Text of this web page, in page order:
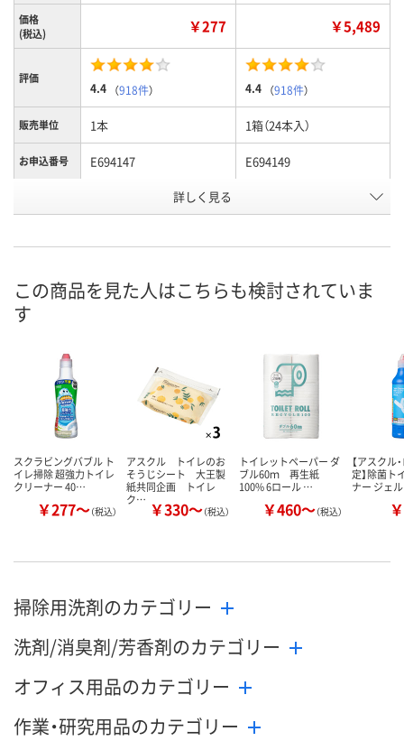
価格
(税込)
￥277 ￥5,489
評価
4.4 （918件） 4.4 （918件）
販売単位 1本 1箱（24本入）
お申込番号 E694147 E694149
数量 数量
詳しく見る
この商品を見た人はこちらも検討されていま
す
スクラビングバブル ト
イレ掃除 超強力トイレ
クリーナー 40…
￥277～（税込）
アスクル トイレのお
そうじシート 大王製
紙共同企画 トイレ
ク… ￥330～（税込）
トイレットペーパー ダ
ブル60ｍ 再生紙
100% 6ロール …
￥460～（税込）
【アスクル
定】除菌ト
ナー ジェ
掃除用洗剤のカテゴリー
洗剤/消臭剤/芳香剤のカテゴリー
オフィス用品のカテゴリー
作業・研究用品のカテゴリー